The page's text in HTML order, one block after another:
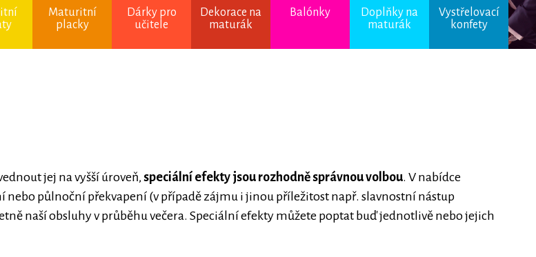
Maturitní
placky
Dárky pro
učitele
Dekorace na
maturák
Balónky
Doplňky na
maturák
Vystřelovací
konfety
jej na vyšší úroveň, speciální efekty jsou rozhodně správnou volbou. V nabídce
půlnoční překvapení (v případě zájmu i jinou příležitost např. slavnostní nástup
naší obsluhy v průběhu večera. Speciální efekty můžete poptat buď jednotlivě nebo jejich